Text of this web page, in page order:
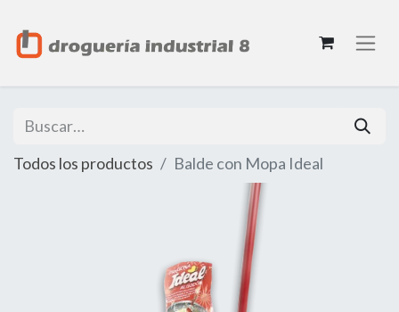
Todos los productos Balde con Mopa Ideal